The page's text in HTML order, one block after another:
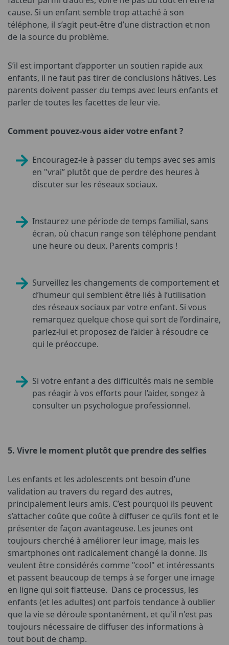
cause. Si un enfant semble trop attaché à son
téléphone, il s’agit peut-être d’une distraction et non
de la source du problème.
S’il est important d’apporter un soutien rapide aux
enfants, il ne faut pas tirer de conclusions hâtives. Les
parents doivent passer du temps avec leurs enfants et
parler de toutes les facettes de leur vie.
Comment pouvez-vous aider votre enfant ?
Encouragez-le à passer du temps avec ses amis
en "vrai” plutôt que de perdre des heures à
discuter sur les réseaux sociaux.
Instaurez une période de temps familial, sans
écran, où chacun range son téléphone pendant
une heure ou deux. Parents compris !
Surveillez les changements de comportement et
d’humeur qui semblent être liés à l’utilisation
des réseaux sociaux par votre enfant. Si vous
remarquez quelque chose qui sort de l’ordinaire,
parlez-lui et proposez de l’aider à résoudre ce
qui le préoccupe.
Si votre enfant a des difficultés mais ne semble
pas réagir à vos efforts pour l’aider, songez à
consulter un psychologue professionnel.
5. Vivre le moment plutôt que prendre des selfies
Les enfants et les adolescents ont besoin d’une
validation au travers du regard des autres,
principalement leurs amis. C’est pourquoi ils peuvent
s’attacher coûte que coûte à diffuser ce qu’ils font et le
présenter de façon avantageuse. Les jeunes ont
toujours cherché à améliorer leur image, mais les
smartphones ont radicalement changé la donne. Ils
veulent être considérés comme "cool" et intéressants
et passent beaucoup de temps à se forger une image
en ligne qui soit flatteuse. Dans ce processus, les
enfants (et les adultes) ont parfois tendance à oublier
que la vie se déroule spontanément, et qu'il n'est pas
toujours nécessaire de diffuser des informations à
tout bout de champ.